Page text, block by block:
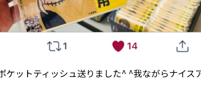
ケットティッシュ送りました^ ^我ながらナイス